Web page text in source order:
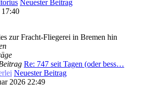
Neuester Beitrag
17:40
zur Fracht-Fliegerei in Bremen hin
Re: 747 seit Tagen (oder bess…
Neuester Beitrag
2026 22:49